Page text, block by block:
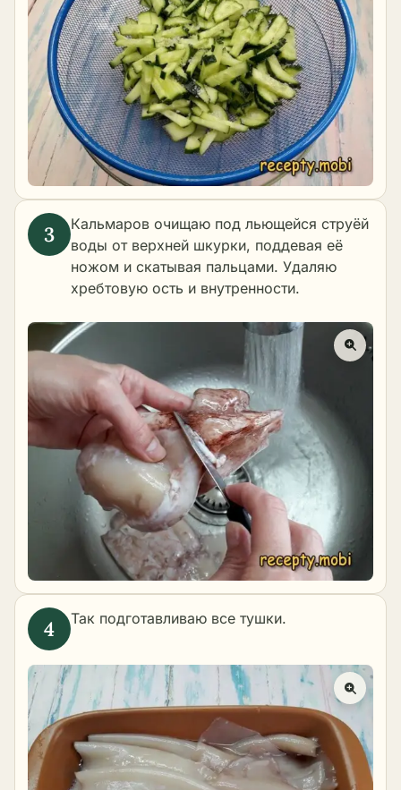
Кальмаров очищаю под льющейся струёй
воды от верхней шкурки, поддевая её
ножом и скатывая пальцами. Удаляю
хребтовую ость и внутренности.
Так подготавливаю все тушки.